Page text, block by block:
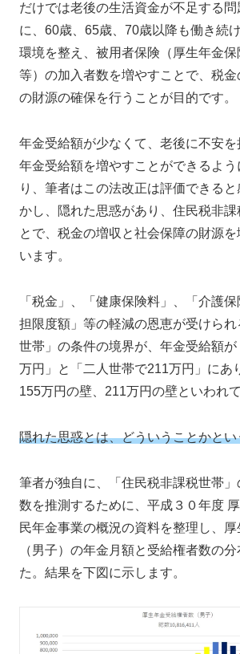
だけでは老後の生活資金が不足する
に、60歳、65歳、70歳以降も働き続
環境を整え、被用者保険（厚生年金
等）の加入者数を増やすことで、税
の財源の確保を行うことが目的です。
年金受給額が少なくて、老後に不安を
年金受給額を増やすことができるよ
り、筆者はこの法改正は評価できる
かし、隠れた思惑があり、住民税非課
とで、税金の増収と社会保障の財源
います。
「税金」、「健康保険料」、「介護
担限度額」等の軽減の恩恵が受けら
世帯」の条件の境界が、年金受給額
万円」と「二人世帯で211万円」にあ
155万円の壁、211万円の壁といわれて
隠れた思惑とは、どういうことかとい
筆者が独自に、「住民税非課税世帯
数を推測するために、平成３０年度
民年金事業の概況の資料を整理し、
（男子）の年金月額と受給権者数の
た。結果を下図に示します。